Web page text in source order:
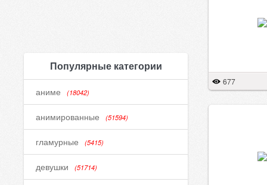
Популярные категории
аниме (18042)
анимированные (51594)
гламурные (5415)
девушки (51714)
677